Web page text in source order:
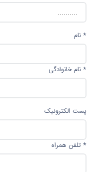
*نام
*نام خانوادگی
پست الکترونیک
* تلفن همراه